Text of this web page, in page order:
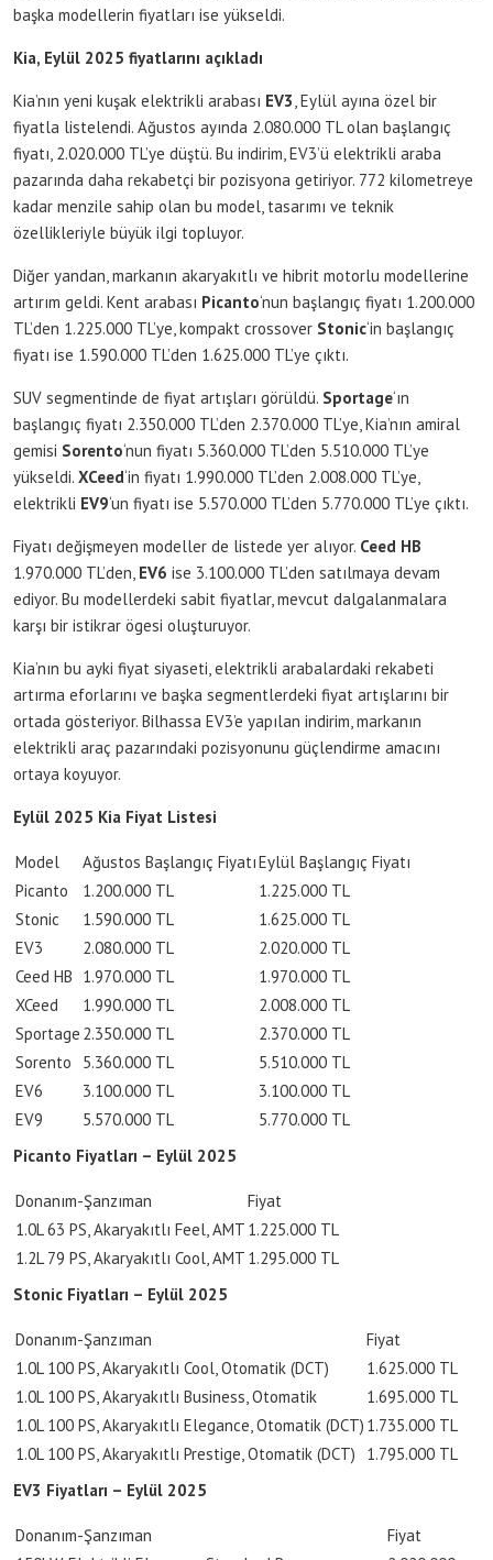
başka modellerin fiyatları ise yükseldi.
Kia, Eylül 2025 fiyatlarını açıkladı
Kia’nın yeni kuşak elektrikli arabası EV3 , Eylül ayına özel bir
fiyatla listelendi. Ağustos ayında 2.080.000 TL olan başlangıç
fiyatı, 2.020.000 TL’ye düştü. Bu indirim, EV3’ü elektrikli araba
pazarında daha rekabetçi bir pozisyona getiriyor. 772 kilometreye
kadar menzile sahip olan bu model, tasarımı ve teknik
özellikleriyle büyük ilgi topluyor.
Diğer yandan, markanın akaryakıtlı ve hibrit motorlu modellerine
artırım geldi. Kent arabası Picanto‘nun başlangıç fiyatı 1.200.000
TL’den 1.225.000 TL’ye, kompakt crossover Stonic‘in başlangıç
fiyatı ise 1.590.000 TL’den 1.625.000 TL’ye çıktı.
SUV segmentinde de fiyat artışları görüldü. Sportage‘ın
başlangıç fiyatı 2.350.000 TL’den 2.370.000 TL’ye, Kia’nın amiral
gemisi Sorento‘nun fiyatı 5.360.000 TL’den 5.510.000 TL’ye
yükseldi. XCeed‘in fiyatı 1.990.000 TL’den 2.008.000 TL’ye,
elektrikli EV9‘un fiyatı ise 5.570.000 TL’den 5.770.000 TL’ye çıktı.
Fiyatı değişmeyen modeller de listede yer alıyor. Ceed HB
1.970.000 TL’den, EV6 ise 3.100.000 TL’den satılmaya devam
ediyor. Bu modellerdeki sabit fiyatlar, mevcut dalgalanmalara
karşı bir istikrar ögesi oluşturuyor.
Kia’nın bu ayki fiyat siyaseti, elektrikli arabalardaki rekabeti
artırma eforlarını ve başka segmentlerdeki fiyat artışlarını bir
ortada gösteriyor. Bilhassa EV3’e yapılan indirim, markanın
elektrikli araç pazarındaki pozisyonunu güçlendirme amacını
ortaya koyuyor.
Eylül 2025 Kia Fiyat Listesi
Model Ağustos Başlangıç FiyatıEylül Başlangıç Fiyatı
Picanto
1.200.000 TL
1.225.000 TL
Stonic
1.590.000 TL
1.625.000 TL
EV3
2.080.000 TL
2.020.000 TL
Ceed HB 1.970.000 TL
1.970.000 TL
XCeed
1.990.000 TL
2.008.000 TL
Sportage 2.350.000 TL
2.370.000 TL
Sorento
5.360.000 TL
5.510.000 TL
EV6
3.100.000 TL
3.100.000 TL
EV9
5.570.000 TL
5.770.000 TL
Picanto Fiyatları – Eylül 2025
Donanım-Şanzıman
Fiyat
1.0L 63 PS, Akaryakıtlı Feel, AMT 1.225.000 TL
1.2L 79 PS, Akaryakıtlı Cool, AMT 1.295.000 TL
Stonic Fiyatları – Eylül 2025
Donanım-Şanzıman
Fiyat
1.0L 100 PS, Akaryakıtlı Cool, Otomatik (DCT)
1.625.000 TL
1.0L 100 PS, Akaryakıtlı Business, Otomatik
1.695.000 TL
1.0L 100 PS, Akaryakıtlı Elegance, Otomatik (DCT) 1.735.000 TL
1.0L 100 PS, Akaryakıtlı Prestige, Otomatik (DCT)
1.795.000 TL
EV3 Fiyatları – Eylül 2025
Donanım-Şanzıman
Fiyat